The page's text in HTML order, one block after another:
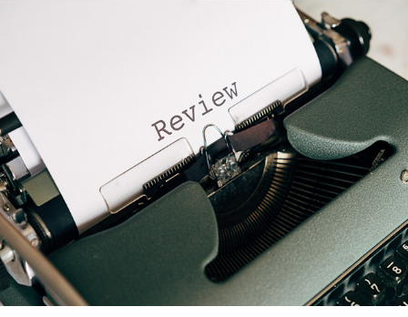
Reviews
2022